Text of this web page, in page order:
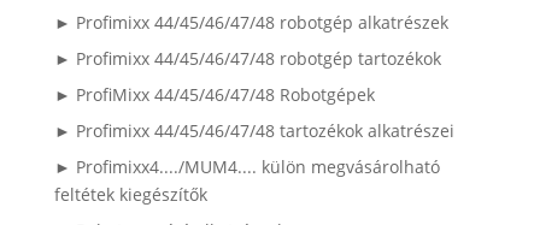
► Profimixx 44/45/46/47/48 robotgép alkatrészek
► Profimixx 44/45/46/47/48 robotgép tartozékok
► ProfiMixx 44/45/46/47/48 Robotgépek
► Profimixx 44/45/46/47/48 tartozékok alkatrészei
► Profimixx4..../MUM4.... külön megvásárolható
feltétek kiegészítők